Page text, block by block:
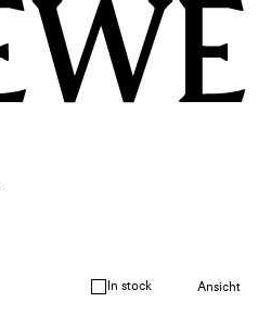
In stock Ansicht